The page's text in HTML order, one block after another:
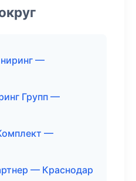
—
Групп —
—
— Краснодар